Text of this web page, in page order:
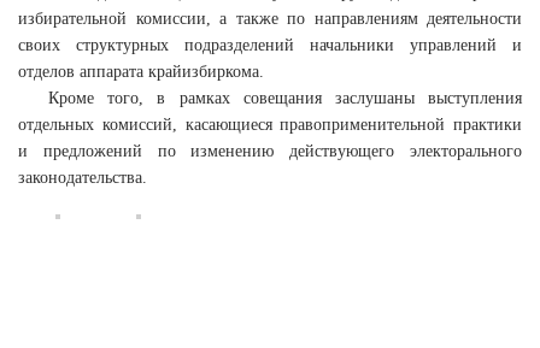
избирательной комиссии, а также по направлениям деятельности
своих структурных подразделений начальники управлений и
отделов аппарата крайизбиркома.
Кроме того, в рамках совещания заслушаны выступления
отдельных комиссий, касающиеся правоприменительной практики
и предложений по изменению действующего электорального
законодательства.